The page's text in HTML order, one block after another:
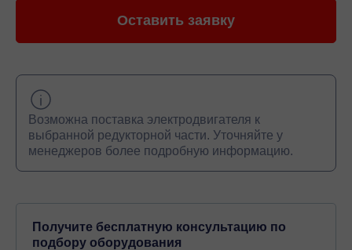
Оставить заявку
Возможна поставка электродвигателя к
выбранной редукторной части. Уточняйте у
менеджеров более подробную информацию.
Получите бесплатную консультацию по
подбору оборудования